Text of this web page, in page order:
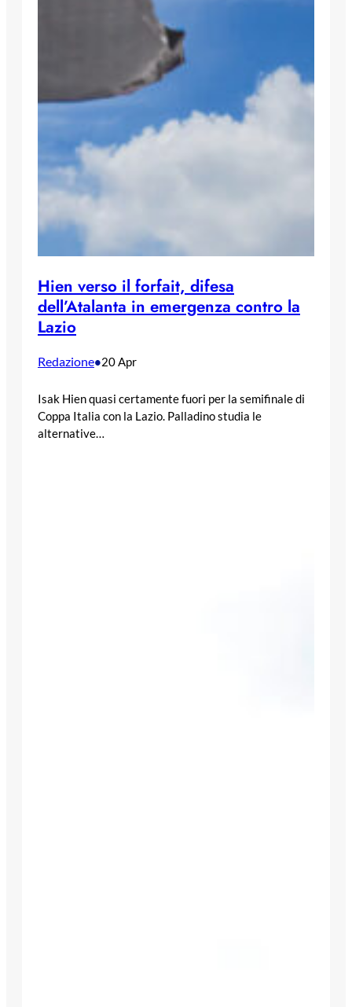
Hien verso il forfait, difesa
dell’Atalanta in emergenza contro la
Lazio
Redazione•20 Apr
Isak Hien quasi certamente fuori per la semifinale di
Coppa Italia con la Lazio. Palladino studia le
alternative…